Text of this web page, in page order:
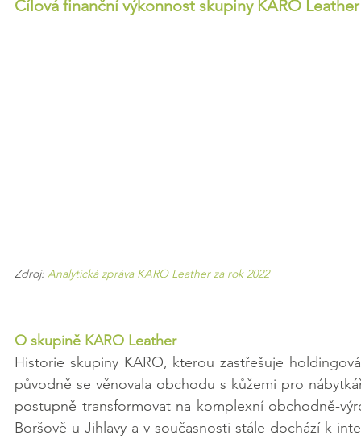
Cílová finanční výkonnost skupiny KARO
Zdroj: Analytická zpráva KARO Leather za rok 2022
O skupině KARO Leather
Historie skupiny KARO, kterou zastřešuje
původně se věnovala obchodu s kůžemi pro
postupně transformovat na komplexní obchodně-
Boršově u Jihlavy a v současnosti stále dochází k